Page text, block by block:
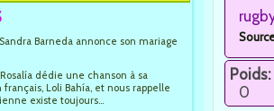
Barneda annonce son mariage
dédie une chanson à sa
Loli Bahía, et nous rappelle
existe toujours...
Poids:
0